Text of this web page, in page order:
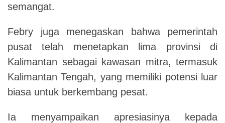
semangat.
Febry juga menegaskan bahwa pemerintah
pusat telah menetapkan lima provinsi di
Kalimantan sebagai kawasan mitra, termasuk
Kalimantan Tengah, yang memiliki potensi luar
biasa untuk berkembang pesat.
Ia menyampaikan apresiasinya kepada